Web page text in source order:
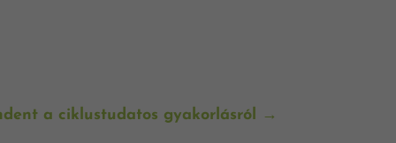
a ciklustudatos gyakorlásról →